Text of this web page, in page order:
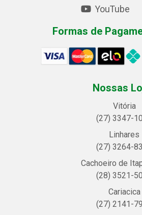
YouTube
Formas de
Nossas
Vitória
(27) 3347-
Linhares
(27) 3264-
Cachoeiro de
(28) 3521-
Cariacica
(27) 2141-